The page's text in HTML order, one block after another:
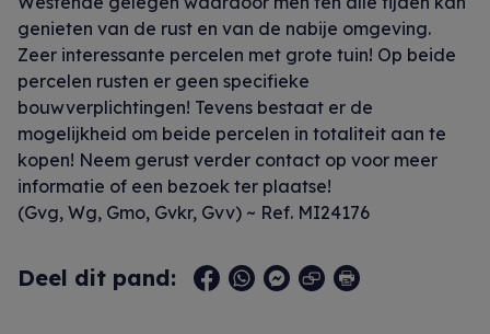
genieten van de rust en van de nabije omgeving.
Zeer interessante percelen met grote tuin! Op beide
percelen rusten er geen specifieke
bouwverplichtingen! Tevens bestaat er de
mogelijkheid om beide percelen in totaliteit aan te
kopen! Neem gerust verder contact op voor meer
informatie of een bezoek ter plaatse!
(Gvg, Wg, Gmo, Gvkr, Gvv) ~ Ref. MI24176
Deel dit pand: